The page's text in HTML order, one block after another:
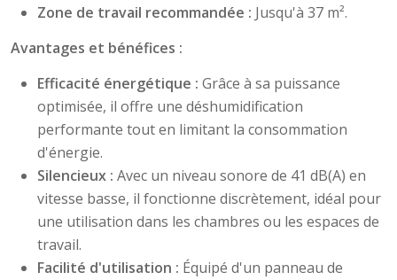
Zone de travail recommandée : Jusqu'à 37 m².
Avantages et bénéfices :
Efficacité énergétique : Grâce à sa puissance
optimisée, il offre une déshumidification
performante tout en limitant la consommation
d'énergie.
Silencieux : Avec un niveau sonore de 41 dB(A) en
vitesse basse, il fonctionne discrètement, idéal pour
une utilisation dans les chambres ou les espaces de
travail.
Facilité d'utilisation : Équipé d'un panneau de